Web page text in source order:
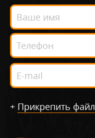
+ Прикрепить файл